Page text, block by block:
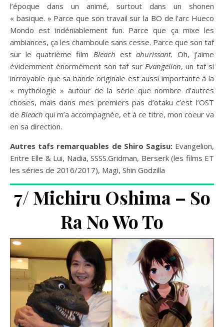
l’époque dans un animé, surtout dans un shonen
« basique. » Parce que son travail sur la BO de l’arc Hueco
Mondo est indéniablement fun. Parce que ça mixe les
ambiances, ça les chamboule sans cesse. Parce que son taf
sur le quatrième film Bleach est ahurissant. Oh, j’aime
évidemment énormément son taf sur Evangelion, un taf si
incroyable que sa bande originale est aussi importante à la
« mythologie » autour de la série que nombre d’autres
choses, mais dans mes premiers pas d’otaku c’est l’OST
de Bleach qui m’a accompagnée, et à ce titre, mon coeur va
en sa direction.
Autres tafs remarquables de Shiro Sagisu:Evangelion,
Entre Elle & Lui, Nadia, SSSS.Gridman, Berserk (les films ET
les séries de 2016/2017), Magi, Shin Godzilla
7/ Michiru Oshima – So
Ra No Wo To